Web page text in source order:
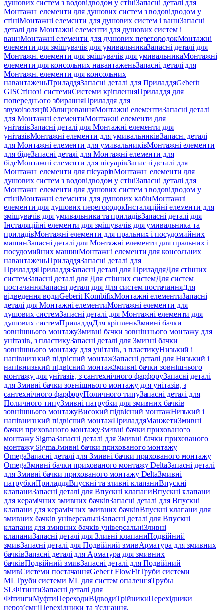
душових систем з водовідводом у стініЗапасні деталі для
Монтажні елементи для душових систем з водовідводом у
стініМонтажні елементи для душових систем і ваннЗапасні
деталі для Монтажні елементи для душових систем і
ваннМонтажні елементи для душових перегородокМонтажні
елементи для змішувачів для умивальникаЗапасні деталі для
Монтажні елементи для змішувачів для умивальникаМонтажні
елементи для консольних навантаженьЗапасні деталі для
Монтажні елементи для консольних
навантаженьПриладдяЗапасні деталі для ПриладдяGeberit
GISСтінові системиСистеми кріпленняПриладдя для
попереднього збиранняПриладдя для
звукоізоляціїОблицюванняМонтажні елементиЗапасні деталі
для Монтажні елементиМонтажні елементи для
унітазівЗапасні деталі для Монтажні елементи для
унітазівМонтажні елементи для умивальниківЗапасні деталі
для Монтажні елементи для умивальниківМонтажні елементи
для бідеЗапасні деталі для Монтажні елементи для
бідеМонтажні елементи для пісуарівЗапасні деталі для
Монтажні елементи для пісуарівМонтажні елементи для
душових систем з водовідводом у стініЗапасні деталі для
Монтажні елементи для душових систем з водовідводом у
стініМонтажні елементи для душових кабінМонтажні
елементи для душових перегородокІнсталяційні елементи для
змішувачів для умивальника та приладівЗапасні деталі для
Інсталяційні елементи для змішувачів для умивальника та
приладівМонтажні елементи для пральних і посудомийних
машинЗапасні деталі для Монтажні елементи для пральних і
посудомийних машинМонтажні елементи для консольних
навантаженьПриладдяЗапасні деталі для
ПриладдяПриладдяЗапасні деталі для ПриладдяДля стінних
системЗапасні деталі для Для стінних системДля систем
постачанняЗапасні деталі для Для систем постачанняДля
відведення водиGeberit KombifixМонтажні елементиЗапасні
деталі для Монтажні елементиМонтажні елементи для
душових системЗапасні деталі для Монтажні елементи для
душових системПриладдяДля кріпленьЗмивні бачки
зовнішнього монтажуЗмивні бачки зовнішнього монтажу для
унітазів, з пластикуЗапасні деталі для Змивні бачки
зовнішнього монтажу для унітазів, з пластикуНизький і
напівнизький підвісний монтажЗапасні деталі для Низький і
напівнизький підвісний монтажЗмивні бачки зовнішнього
монтажу для унітазів, з сантехнічного фарфоруЗапасні деталі
для Змивні бачки зовнішнього монтажу для унітазів, з
сантехнічного фарфоруПоличного типуЗапасні деталі для
Поличного типуЗмивні патрубки для змивних бачків
зовнішнього монтажуВисокий підвісний монтажНизький і
напівнизький підвісний монтажПриладдяМанжетиЗмивні
бачки прихованого монтажуЗмивні бачки прихованого
монтажу SigmaЗапасні деталі для Змивні бачки прихованого
монтажу SigmaЗмивні бачки прихованого монтажу
OmegaЗапасні деталі для Змивні бачки прихованого монтажу
OmegaЗмивні бачки прихованого монтажу DeltaЗапасні деталі
для Змивні бачки прихованого монтажу DeltaЗмивні
патрубкиПриладдяВпускні та зливні клапаниВпускні
клапаниЗапасні деталі для Впускні клапаниВпускні клапани
для керамічних змивних бачківЗапасні деталі для Впускні
клапани для керамічних змивних бачківВпускні клапани для
змивних бачків універсальніЗапасні деталі для Впускні
клапани для змивних бачків універсальніЗливні
клапаниЗапасні деталі для Зливні клапаниПодвійний
змивЗапасні деталі для Подвійний змивАрматура для змивних
бачкiвЗапасні деталі для Арматура для змивних
бачкiвПодвійний змивЗапасні деталі для Подвійний
змивСистеми постачанняGeberit FlowFitТруби системи
MLТруби системи ML для систем опаленняТрубы
SLФітингиЗапасні деталі для
ФітингиМуфтиПереходиВідводиТрійникиПерехідники
нероз’ємніПерехідники та з'єднання,